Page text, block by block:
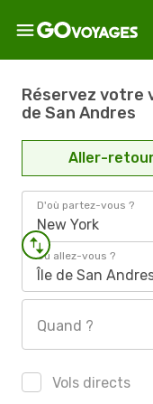
Réservez votre
de San Andres
Aller-
D'où partez-vous ?
New York
Où allez-vous ?
Île de San
Quand ?
Vols directs